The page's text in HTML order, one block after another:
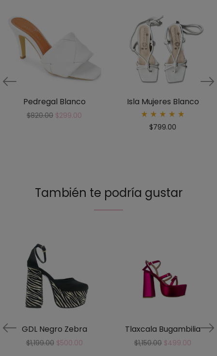
Pedregal Blanco
$820.00 $299.00
Isla Mujeres Blanco
5.00
$799.00
También te podría gustar
GDL Negro Zebra
$1,199.00 $500.00
Tlaxcala Bugambilia
$1,150.00 $499.00